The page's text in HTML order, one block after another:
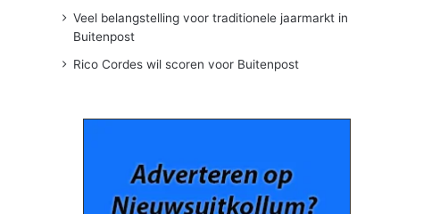
Veel belangstelling voor traditionele jaarmarkt in
Buitenpost
Rico Cordes wil scoren voor Buitenpost